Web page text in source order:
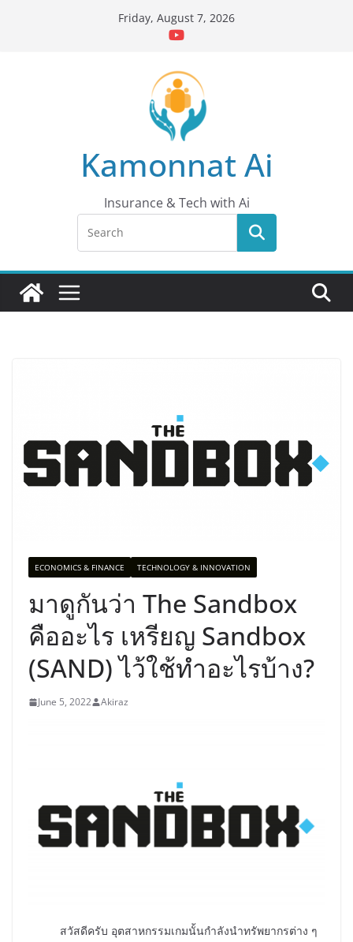
Friday, August 7, 2026
Kamonnat Ai
Insurance & Tech with Ai
ECONOMICS & FINANCE TECHNOLOGY & INNOVATION
มาดูกันว่า The Sandbox
คืออะไร เหรียญ Sandbox
(SAND) ไว้ใช้ทำอะไรบ้าง?
June 5, 2022 Akiraz
สวัสดีครับ อุตสาหกรรมเกมนั้นกำลังนำทรัพยากรต่าง ๆ